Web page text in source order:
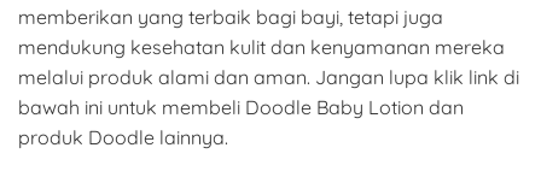
memberikan yang terbaik bagi bayi, tetapi juga
mendukung kesehatan kulit dan kenyamanan mereka
melalui produk alami dan aman. Jangan lupa klik link di
bawah ini untuk membeli Doodle Baby Lotion dan
produk Doodle lainnya.